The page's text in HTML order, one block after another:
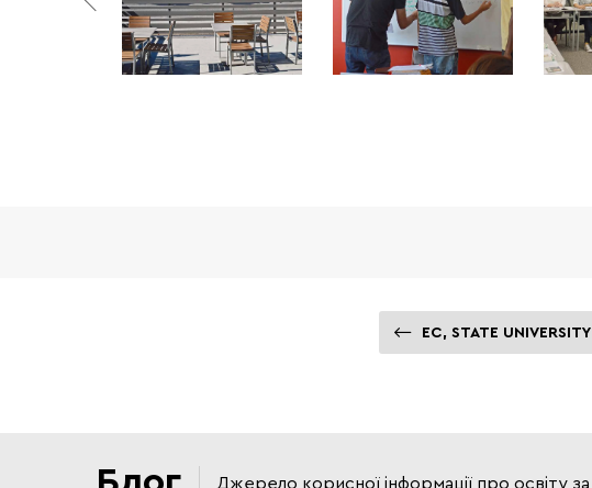
EC, STATE
Джерело корисної інформації про освіту